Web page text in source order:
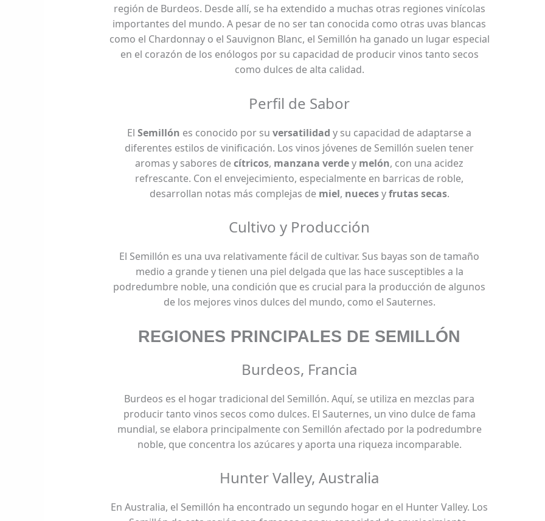
región de Burdeos. Desde allí, se ha extendido a muchas otras regiones vinícolas
importantes del mundo. A pesar de no ser tan conocida como otras uvas blancas
como el Chardonnay o el Sauvignon Blanc, el Semillón ha ganado un lugar especial
en el corazón de los enólogos por su capacidad de producir vinos tanto secos
como dulces de alta calidad.
Perfil de Sabor
El Semillón es conocido por su versatilidad y su capacidad de adaptarse a
diferentes estilos de vinificación. Los vinos jóvenes de Semillón suelen tener
aromas y sabores decítricos, manzana verdey melón, con una acidez
refrescante. Con el envejecimiento, especialmente en barricas de roble,
desarrollan notas más complejas de miel, nuecesyfrutas secas.
Cultivo y Producción
El Semillón es una uva relativamente fácil de cultivar. Sus bayas son de tamaño
medio a grande y tienen una piel delgada que las hace susceptibles a la
podredumbre noble, una condición que es crucial para la producción de algunos
de los mejores vinos dulces del mundo, como el Sauternes.
REGIONES PRINCIPALES DE SEMILLÓN
Burdeos, Francia
Burdeos es el hogar tradicional del Semillón. Aquí, se utiliza en mezclas para
producir tanto vinos secos como dulces. El Sauternes, un vino dulce de fama
mundial, se elabora principalmente con Semillón afectado por la podredumbre
noble, que concentra los azúcares y aporta una riqueza incomparable.
Hunter Valley, Australia
En Australia, el Semillón ha encontrado un segundo hogar en el Hunter Valley. Los